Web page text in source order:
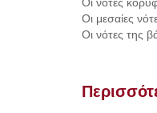
Oι μεσαίες
Oι νότες της